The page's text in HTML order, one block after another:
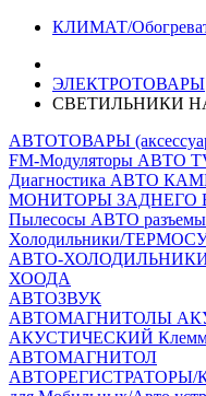
КЛИМАТ/
ЭЛЕКТРОТОВАРЫ
СВЕТИЛЬНИКИ
АВТОТОВАРЫ
FM-Модуляторы АВТО
Диагностика АВТО
МОНИТОРЫ ЗАДНЕГО
Пылесосы АВТО
Холодильники/
АВТО-
ХООДА
АВТОЗВУК
АВТОМАГНИТОЛЫ
АКУСТИЧЕСКИЙ
АВТОМАГНИТОЛ
АВТОРЕГИСТРАТОРЫ/